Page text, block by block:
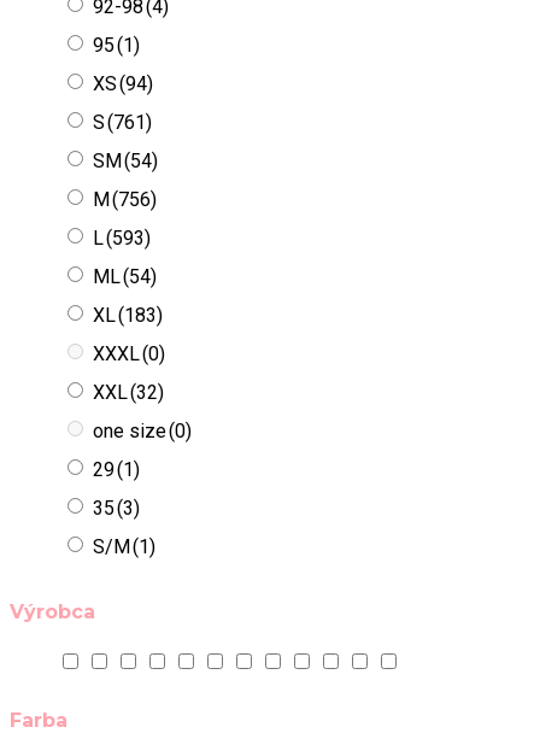
92-98(4)
95(1)
XS(94)
S(761)
SM(54)
M(756)
L(593)
ML(54)
XL(183)
XXXL(0)
XXL(32)
one size(0)
29(1)
35(3)
S/M(1)
Výrobca
Farba